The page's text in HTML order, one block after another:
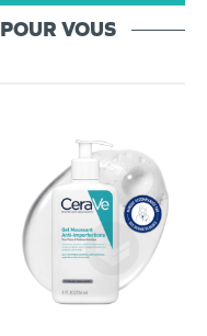
POUR VOUS